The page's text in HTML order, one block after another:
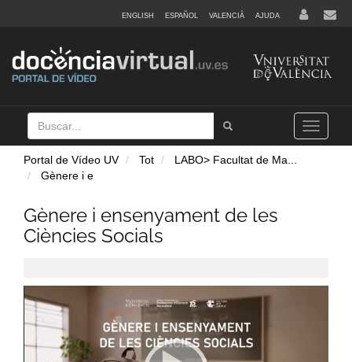
ENGLISH ESPAÑOL VALENCIÀ AJUDA
Buscar
Tramet
Toggle
navigation
Portal de Vídeo UV Tot LABO> Facultat de Ma
Gènere i e
Gènere i ensenyament de les
Ciències Socials